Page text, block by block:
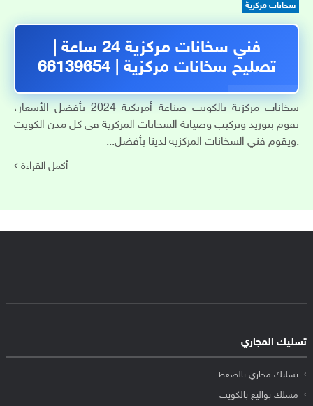
سخانات مركزية
فني سخانات مركزية 24 ساعة |
تصليح سخانات مركزية | 66139654
سخانات مركزية بالكويت صناعة أمريكية 2024 بأفضل الأسعار،
نقوم بتوريد وتركيب وصيانة السخانات المركزية في كل مدن الكويت
.ويقوم فني السخانات المركزية لدينا بأفضل...
أكمل القراءة
تسليك المجاري
تسليك مجاري بالضغط
مسلك بواليع بالكويت